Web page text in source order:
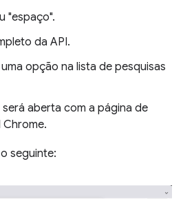
"espaço".
da API.
opção na lista de pesquisas
será aberta com a página de
seguinte: